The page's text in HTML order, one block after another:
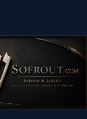
סוגים.
ניתן
את
האפשרויות
המוצר